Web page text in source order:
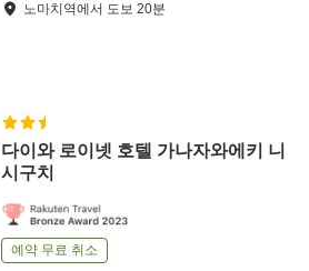
노마치역에서 도보 20분
다이와 로이넷 호텔 가나자와에키 니
시구치
예약 무료 취소